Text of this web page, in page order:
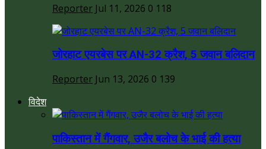
Reporter Jul 11, 2026 0 118
जोरहाट एयरबेस पर AN-32 क्रैश, 5 जवान बलिदान
Reporter Jun 13, 2026 0 139
विदेश
पाकिस्तान में गैंगवार, उजैर बलोच के भाई की हत्या